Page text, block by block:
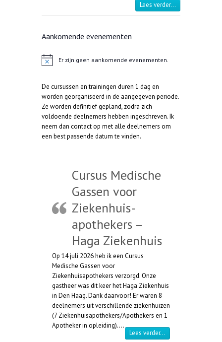
Lees verder...
Aankomende evenementen
c
h
t
Er zijn geen aankomende evenementen.
De cursussen en trainingen duren 1 dag en
worden georganiseerd in de aangegeven periode.
Ze worden definitief gepland, zodra zich
voldoende deelnemers hebben ingeschreven. Ik
neem dan contact op met alle deelnemers om
een best passende datum te vinden.
Cursus Medische
Gassen voor
Ziekenhuis-
apothekers –
Haga Ziekenhuis
Op 14 juli 2026 heb ik een Cursus
Medische Gassen voor
Ziekenhuisapothekers verzorgd. Onze
gastheer was dit keer het Haga Ziekenhuis
in Den Haag. Dank daarvoor! Er waren 8
deelnemers uit verschillende ziekenhuizen
(7 Ziekenhuisapothekers/Apothekers en 1
Apotheker in opleiding).…
Lees verder…